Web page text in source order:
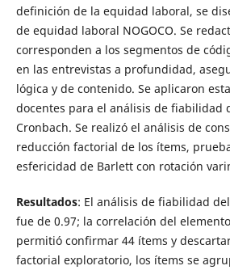
definición de la equidad laboral, se
de equidad laboral NOGOCO. Se
corresponden a los segmentos de
en las entrevistas a profundidad,
lógica y de contenido. Se aplicaron
docentes para el análisis de fiabilidad
Cronbach. Se realizó el análisis de
reducción factorial de los ítems,
esfericidad de Barlett con rotación
Resultados: El análisis de fiabilidad
fue de 0.97; la correlación del
permitió confirmar 44 ítems y
factorial exploratorio, los ítems se